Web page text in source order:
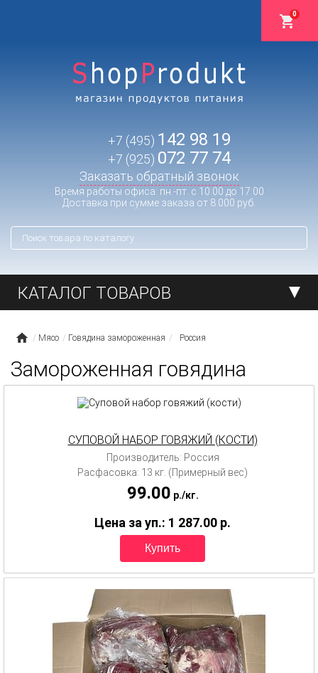
0
+7 (495) 142 98 19
+7 (925) 072 77 74
Заказать обратный звонок
Время работы офиса: пн.-пт. с 10:00 до 17:00
Доставка при сумме заказа от 8 000 руб.
КАТАЛОГ ТОВАРОВ
Мясо Говядина замороженная Россия
Замороженная говядина
СУПОВОЙ НАБОР ГОВЯЖИЙ (КОСТИ)
Производитель: Россия
Расфасовка: 13 кг. (Примерный вес)
99.00 p./кг.
Цена за уп.: 1 287.00 p.